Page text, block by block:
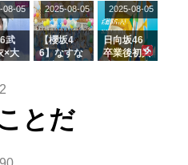
きた。】
手
る大
く
ナン
属を発表
ら移籍しフ
ラーム所属
に。これで
事務所に所
属している
武
×大
姉
む
ラ】
08-05
【櫻坂4
6】なすな
ィット 東
京ドーム公
2025-08-05
日向坂46
卒業後初共
2025-08-05
とだ